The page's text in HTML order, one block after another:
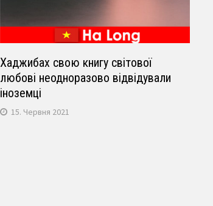
Хаджибах свою книгу світової
любові неодноразово відвідували
іноземці
15. Червня 2021